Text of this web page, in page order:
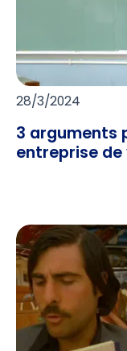
28/3/2024
3 arguments
entreprise de